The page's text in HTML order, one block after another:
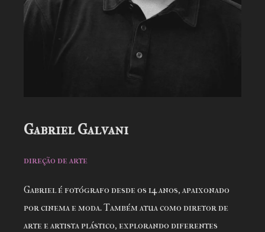
Gabriel Galvani
direção de arte
Gabriel é fotógrafo desde os 14 anos, apaixonado
por cinema e moda. Também atua como diretor de
arte e artista plástico, explorando diferentes